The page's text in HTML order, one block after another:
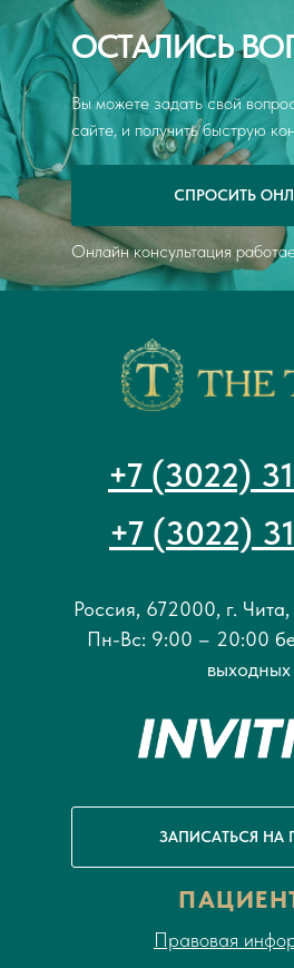
моему мнению, данного
можно порекомендовать
другим пациентам при
ОСТАЛИСЬ
Вы можете задать свой
сайте, и получить быструю
Онлайн консультация
СПРОСИТЬ
Правовая
Россия, 672000, г. Чита,
Пн-Вс: 9:00 – 20:00
выходных
+7 (3022)
+7 (3022)
ЗАПИСАТЬСЯ НА